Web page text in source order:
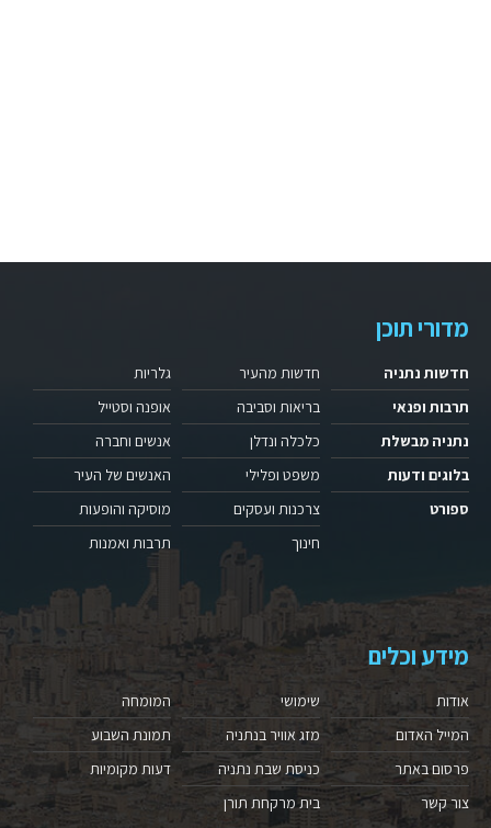
מדורי תוכן
חדשות נתניה
תרבות ופנאי
נתניה מבשלת
בלוגים ודעות
ספורט
חדשות מהעיר
בריאות וסביבה
כלכלה ונדלן
משפט ופלילי
צרכנות ועסקים
חינוך
גלריות
אופנה וסטייל
אנשים וחברה
האנשים של העיר
מוסיקה והופעות
תרבות ואמנות
מידע וכלים
אודות
המייל האדום
פרסום באתר
צור קשר
שימושי
מזג אוויר בנתניה
כניסת שבת נתניה
בית מרקחת תורן
המומחה
תמונת השבוע
דעות מקומיות